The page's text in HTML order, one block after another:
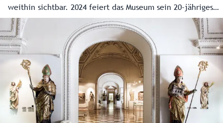
weithin sichtbar. 2024 feiert das Museum sein 20-jähriges
Bestehen und ist auch innerhalb seiner Mauern ein
ständiger Blickfang.